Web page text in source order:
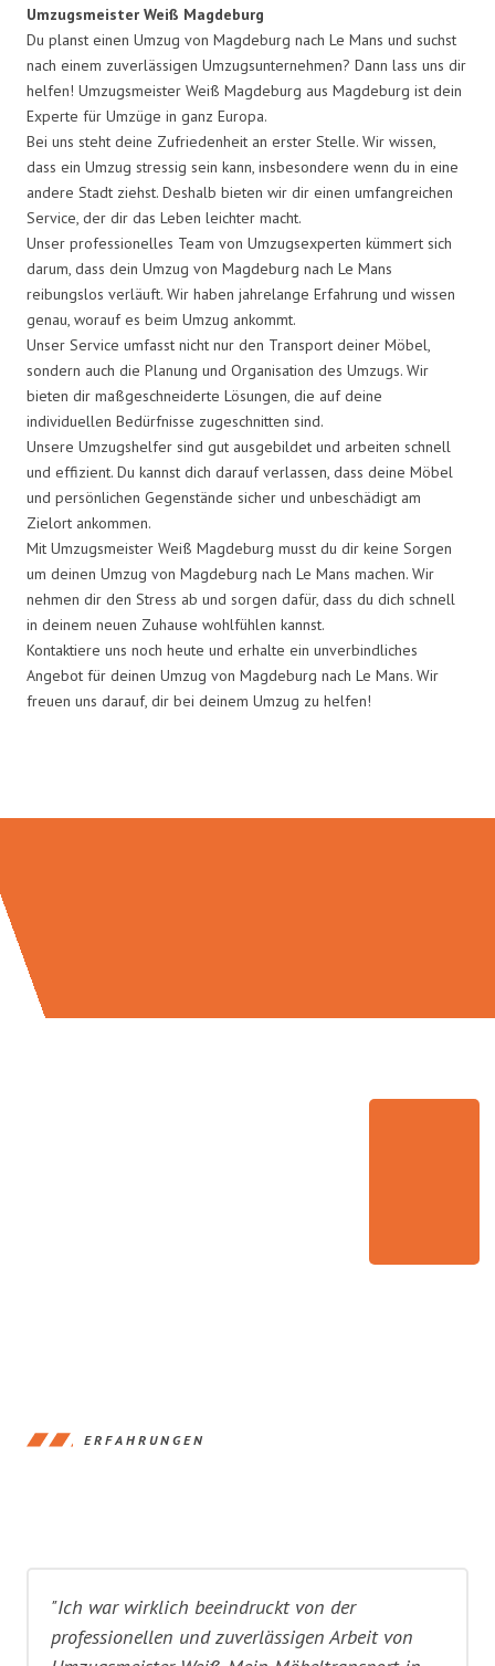
Umzugsmeister Weiß Magdeburg
Du planst einen Umzug von Magdeburg nach Le Mans und suchst
nach einem zuverlässigen Umzugsunternehmen? Dann lass uns dir
helfen! Umzugsmeister Weiß Magdeburg aus Magdeburg ist dein
Experte für Umzüge in ganz Europa.
Bei uns steht deine Zufriedenheit an erster Stelle. Wir wissen,
dass ein Umzug stressig sein kann, insbesondere wenn du in eine
andere Stadt ziehst. Deshalb bieten wir dir einen umfangreichen
Service, der dir das Leben leichter macht.
Unser professionelles Team von Umzugsexperten kümmert sich
darum, dass dein Umzug von Magdeburg nach Le Mans
reibungslos verläuft. Wir haben jahrelange Erfahrung und wissen
genau, worauf es beim Umzug ankommt.
Unser Service umfasst nicht nur den Transport deiner Möbel,
sondern auch die Planung und Organisation des Umzugs. Wir
bieten dir maßgeschneiderte Lösungen, die auf deine
individuellen Bedürfnisse zugeschnitten sind.
Unsere Umzugshelfer sind gut ausgebildet und arbeiten schnell
und effizient. Du kannst dich darauf verlassen, dass deine Möbel
und persönlichen Gegenstände sicher und unbeschädigt am
Zielort ankommen.
Mit Umzugsmeister Weiß Magdeburg musst du dir keine Sorgen
um deinen Umzug von Magdeburg nach Le Mans machen. Wir
nehmen dir den Stress ab und sorgen dafür, dass du dich schnell
in deinem neuen Zuhause wohlfühlen kannst.
Kontaktiere uns noch heute und erhalte ein unverbindliches
Angebot für deinen Umzug von Magdeburg nach Le Mans. Wir
freuen uns darauf, dir bei deinem Umzug zu helfen!
ERFAHRUNGEN
"Ich war wirklich beeindruckt von der
professionellen und zuverlässigen Arbeit von